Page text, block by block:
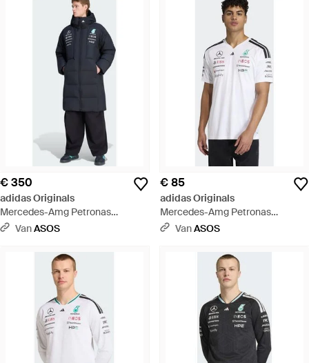
€ 350
adidas Originals
Mercedes-Amg Petronas
Formula 1 Team Engineers -
VanASOS
€ 85
adidas Originals
Mercedes-Amg Petronas
Formula 1 Team - Wit
VanASOS